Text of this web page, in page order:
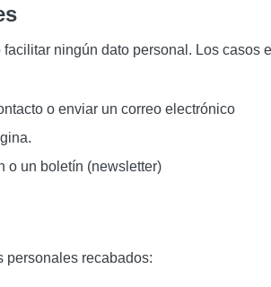
ningún dato personal. Los
o enviar un correo electrónico
o un boletín (newsletter)
personales recabados: